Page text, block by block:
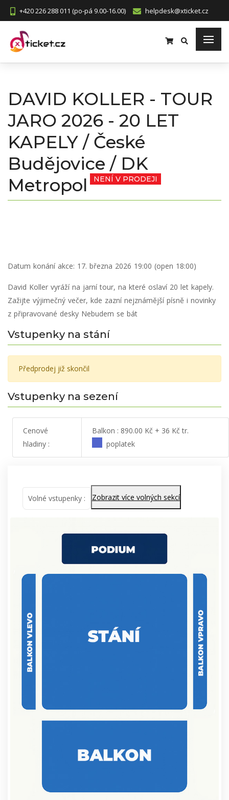
+420 226 288 011 (po-pá 9.00-16.00) helpdesk@xticket.cz
DAVID KOLLER - TOUR
JARO 2026 - 20 LET
KAPELY / České
Budějovice / DK
Metropol
NENÍ V PRODEJI
Datum konání akce: 17. března 2026 19:00 (open 18:00)
David Koller vyráží na jarní tour, na které oslaví 20 let kapely.
Zažijte výjimečný večer, kde zazní nejznámější písně i novinky
z připravované desky Nebudem se bát
Vstupenky na stání
Předprodej již skončil
Vstupenky na sezení
Cenové
hladiny :
Balkon : 890.00 Kč + 36 Kč tr.
poplatek
Volné vstupenky : Zobrazit více volných sekcí